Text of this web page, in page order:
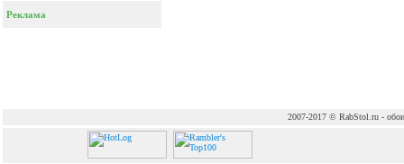
Реклама
2007-2017 © RabStol.ru - обои